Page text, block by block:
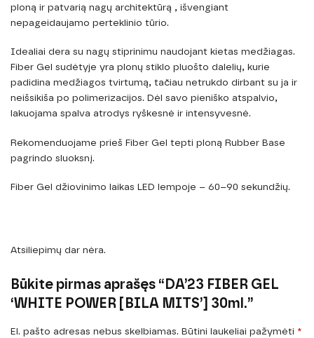
ploną ir patvarią nagų architektūrą , išvengiant
nepageidaujamo perteklinio tūrio.
Idealiai dera su nagų stiprinimu naudojant kietas medžiagas.
Fiber Gel sudėtyje yra plonų stiklo pluošto dalelių, kurie
padidina medžiagos tvirtumą, tačiau netrukdo dirbant su ja ir
neišsikiša po polimerizacijos. Dėl savo pieniško atspalvio,
lakuojama spalva atrodys ryškesnė ir intensyvesnė.
Rekomenduojame prieš Fiber Gel tepti ploną Rubber Base
pagrindo sluoksnį.
Fiber Gel džiovinimo laikas LED lempoje – 60–90 sekundžių.
Atsiliepimų dar nėra.
Būkite pirmas aprašęs “DA’23 FIBER GEL
‘WHITE POWER [BILA MITS’] 30ml.”
El. pašto adresas nebus skelbiamas. Būtini laukeliai pažymėti *